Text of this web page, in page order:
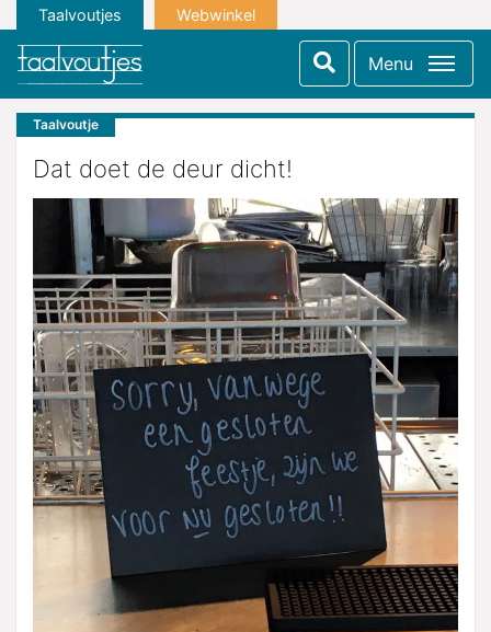
Taalvoutjes Webwinkel
Menu
Taalvoutje
Dat doet de deur dicht!